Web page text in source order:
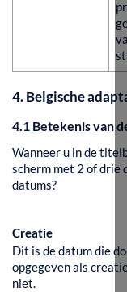
4. Belgische
4.1 Betekenis van
Wanneer u in de
scherm met 2 of drie
datums?
Creatie
Dit is de datum die
opgegeven als
niet.